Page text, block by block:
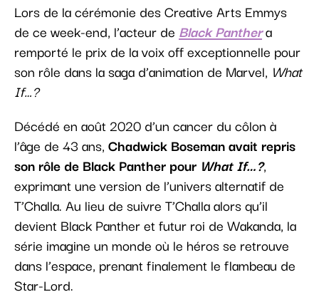
Lors de la cérémonie des Creative Arts Emmys
de ce week-end, l’acteur de Black Panthera
remporté le prix de la voix off exceptionnelle pour
son rôle dans la saga d’animation de Marvel, What
If…?
Décédé en août 2020 d’un cancer du côlon à
l’âge de 43 ans, Chadwick Boseman avait repris
son rôle de Black Panther pour What If…?,
exprimant une version de l’univers alternatif de
T’Challa. Au lieu de suivre T’Challa alors qu’il
devient Black Panther et futur roi de Wakanda, la
série imagine un monde où le héros se retrouve
dans l’espace, prenant finalement le flambeau de
Star-Lord.